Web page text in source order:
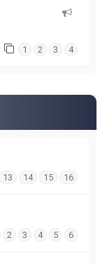
1 2 3 4
13 14 15 16
2 3 4 5 6